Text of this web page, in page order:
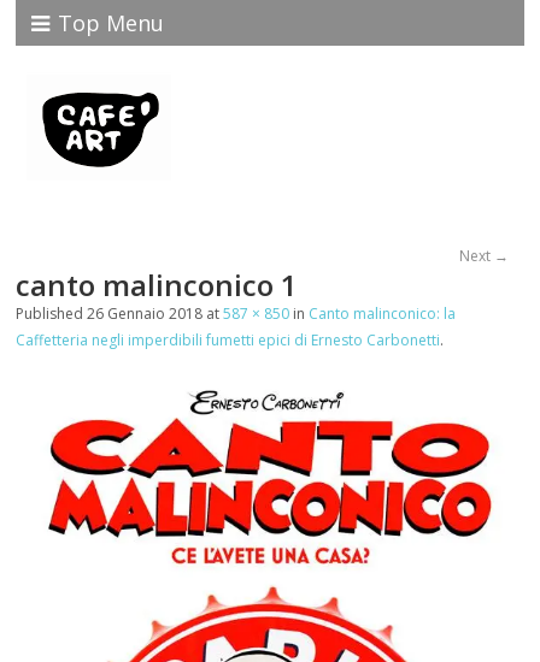
Top Menu
Next →
canto malinconico 1
Published26 Gennaio 2018 at587 × 850 in Canto malinconico: la
Caffetteria negli imperdibili fumetti epici di Ernesto Carbonetti.